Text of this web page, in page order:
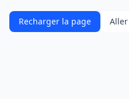
Recharger la page